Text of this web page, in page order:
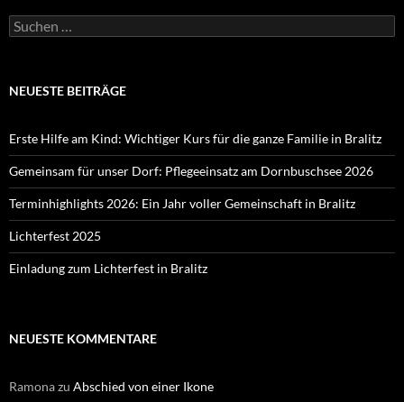
Suchen
nach:
NEUESTE BEITRÄGE
Erste Hilfe am Kind: Wichtiger Kurs für die ganze Familie in Bralitz
Gemeinsam für unser Dorf: Pflegeeinsatz am Dornbuschsee 2026
Terminhighlights 2026: Ein Jahr voller Gemeinschaft in Bralitz
Lichterfest 2025
Einladung zum Lichterfest in Bralitz
NEUESTE KOMMENTARE
Ramonazu Abschied von einer Ikone